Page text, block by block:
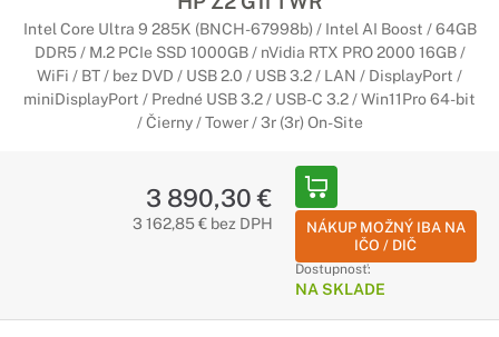
Intel Core Ultra 9 285K (BNCH-67998b) / Intel AI Boost / 64GB
DDR5 / M.2 PCIe SSD 1000GB / nVidia RTX PRO 2000 16GB /
WiFi / BT / bez DVD / USB 2.0 / USB 3.2 / LAN / DisplayPort /
miniDisplayPort / Predné USB 3.2 / USB-C 3.2 / Win11Pro 64-bit
/ Čierny / Tower / 3r (3r) On-Site
3 890,30 €
3 162,85 € bez DPH
NÁKUP MOŽNÝ IBA NA
IČO / DIČ
Dostupnosť:
NA SKLADE